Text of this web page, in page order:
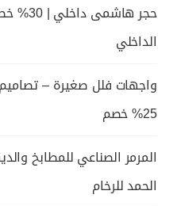
حجر
الداخلي
واجهات فلل صغيرة –
25% خصم
الحمد للرخام